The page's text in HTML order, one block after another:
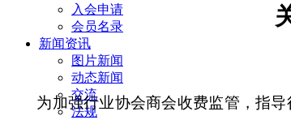
入会申请
会员名录
新闻资讯
图片新闻
动态新闻
交流
法规
为加强行业协会商会收费监管，指